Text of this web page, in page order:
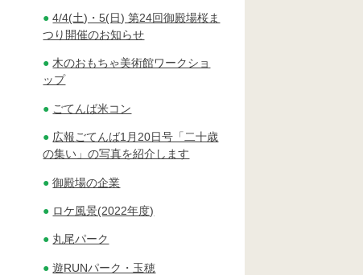
4/4(土)・5(日) 第24回御殿場桜ま
つり開催のお知らせ
木のおもちゃ美術館ワークショ
ップ
ごてんば米コン
広報ごてんば1月20日号「二十歳
の集い」の写真を紹介します
御殿場の企業
ロケ風景(2022年度)
丸尾パーク
遊RUNパーク・玉穂